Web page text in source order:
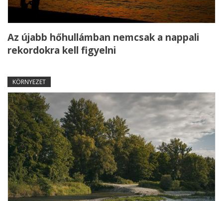
Az újabb hőhullámban nemcsak a nappali
rekordokra kell figyelni
KÖRNYEZET